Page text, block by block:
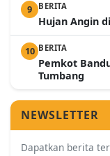
9 BERITA
Hujan Angin
10 BERITA
Pemkot
Tumbang
NEWSLETTER
Dapatkan berita